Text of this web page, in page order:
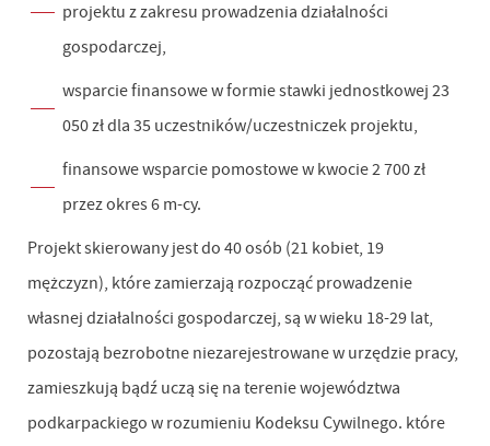
projektu z zakresu prowadzenia działalności
gospodarczej,
wsparcie finansowe w formie stawki jednostkowej 23
050 zł dla 35 uczestników/uczestniczek projektu,
finansowe wsparcie pomostowe w kwocie 2 700 zł
przez okres 6 m-cy.
Projekt skierowany jest do 40 osób (21 kobiet, 19
mężczyzn), które zamierzają rozpocząć prowadzenie
własnej działalności gospodarczej, są w wieku 18-29 lat,
pozostają bezrobotne niezarejestrowane w urzędzie pracy,
zamieszkują bądź uczą się na terenie województwa
podkarpackiego w rozumieniu Kodeksu Cywilnego. które